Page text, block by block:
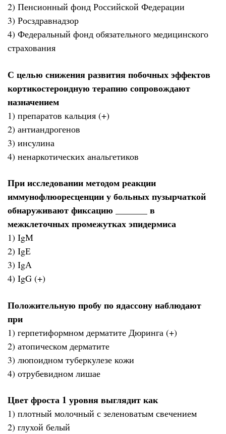
2) Пенсионный фонд Российской Федерации
3) Росздравнадзор
4) Федеральный фонд обязательного медицинского
страхования
С целью снижения развития побочных эффектов
кортикостероидную терапию сопровождают
назначением
1) препаратов кальция (+)
2) антиандрогенов
3) инсулина
4) ненаркотических анальгетиков
При исследовании методом реакции
иммунофлюоресценции у больных пузырчаткой
обнаруживают фиксацию _______ в
межклеточных промежутках эпидермиса
1) IgМ
2) IgЕ
3) IgА
4) IgG (+)
Положительную пробу по ядассону наблюдают
при
1) герпетиформном дерматите Дюринга (+)
2) атопическом дерматите
3) люпоидном туберкулезе кожи
4) отрубевидном лишае
Цвет фроста 1 уровня выглядит как
1) плотный молочный с зеленоватым свечением
2) глухой белый